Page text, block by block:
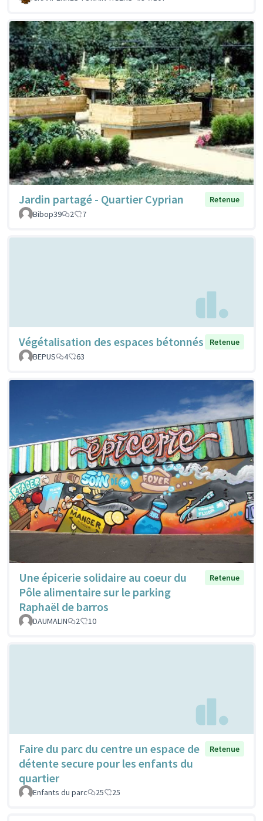
Jardin partagé - Quartier Cyprian
Retenue
Bibop39
2 7
Végétalisation des espaces bétonnés
Retenue
BEPUS
4 63
Une épicerie solidaire au coeur du
Pôle alimentaire sur le parking
Raphaël de barros
Retenue
DAUMALIN 2 10
Faire du parc du centre un espace de
détente secure pour les enfants du
quartier
Retenue
Enfants du parc 25 25